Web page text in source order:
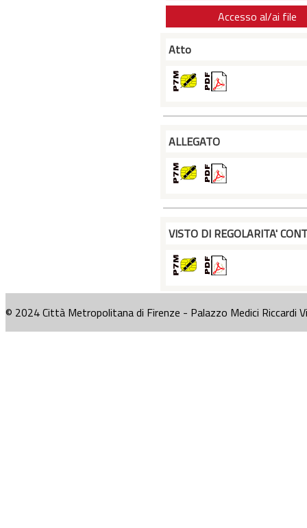
Accesso al/ai file
Atto
ALLEGATO
VISTO DI REGOLARITA'
© 2024 Città Metropolitana di Firenze - Palazzo Medici Riccardi